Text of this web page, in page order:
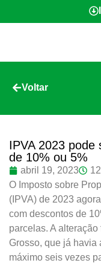
Voltar
IPVA 2023 pode
de 10% ou 5%
abril 19, 2023
O Imposto sobre
(IPVA) de 2023
com descontos de
parcelas. A
Grosso, que já havia
máximo seis vezes